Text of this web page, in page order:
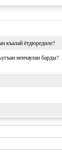
къалай ётдюредиле?
ненчаулан барды?